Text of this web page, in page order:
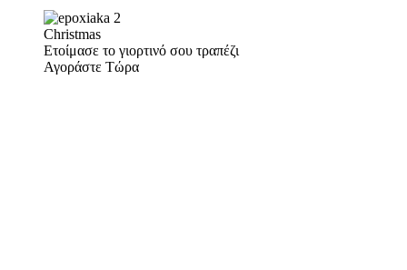
Christmas
Ετοίμασε το γιορτινό σου τραπέζι
Αγοράστε Τώρα